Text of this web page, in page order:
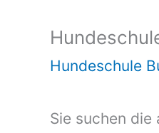
Hundeschule
Sie suchen